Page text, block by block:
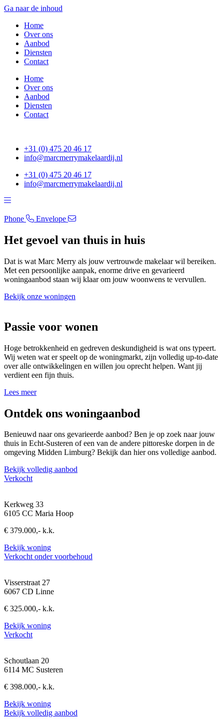
Ga naar de inhoud
Home
Over ons
Aanbod
Diensten
Contact
Home
Over ons
Aanbod
Diensten
Contact
+31 (0) 475 20 46 17
info@marcmerrymakelaardij.nl
+31 (0) 475 20 46 17
info@marcmerrymakelaardij.nl
Phone Envelope
Het gevoel van thuis in huis
Dat is wat Marc Merry als jouw vertrouwde makelaar wil bereiken.
Met een persoonlijke aanpak, enorme drive en gevarieerd
woningaanbod staan wij klaar om jouw woonwens te vervullen.
Bekijk onze woningen
Passie voor wonen
Hoge betrokkenheid en gedreven deskundigheid is wat ons typeert.
Wij weten wat er speelt op de woningmarkt, zijn volledig up-to-date
over alle ontwikkelingen en willen jou oprecht helpen. Want jij
verdient een fijn thuis.
Lees meer
Ontdek ons woningaanbod
Benieuwd naar ons gevarieerde aanbod? Ben je op zoek naar jouw
thuis in Echt-Susteren of een van de andere pittoreske dorpen in de
omgeving Midden Limburg? Bekijk dan hier ons volledige aanbod.
Bekijk volledig aanbod
Verkocht
Kerkweg 33
6105 CC Maria Hoop
€ 379.000,- k.k.
Bekijk woning
Verkocht onder voorbehoud
Visserstraat 27
6067 CD Linne
€ 325.000,- k.k.
Bekijk woning
Verkocht
Schoutlaan 20
6114 MC Susteren
€ 398.000,- k.k.
Bekijk woning
Bekijk volledig aanbod